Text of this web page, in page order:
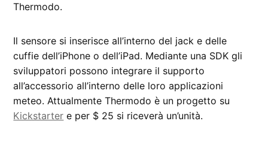
Thermodo.
Il sensore si inserisce all’interno del jack e delle
cuffie dell’iPhone o dell’iPad. Mediante una SDK gli
sviluppatori possono integrare il supporto
all’accessorio all’interno delle loro applicazioni
meteo. Attualmente Thermodo è un progetto su
Kickstarter e per $ 25 si riceverà un’unità.